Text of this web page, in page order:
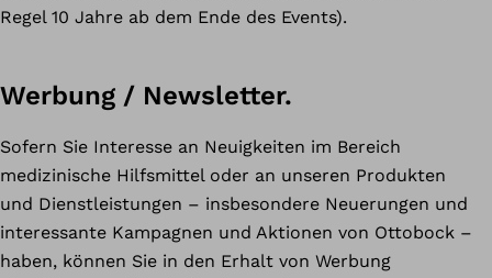
Regel 10 Jahre ab dem Ende des Events).
Werbung / Newsletter.
Sofern Sie Interesse an Neuigkeiten im Bereich
medizinische Hilfsmittel oder an unseren Produkten
und Dienstleistungen – insbesondere Neuerungen und
interessante Kampagnen und Aktionen von Ottobock –
haben, können Sie in den Erhalt von Werbung